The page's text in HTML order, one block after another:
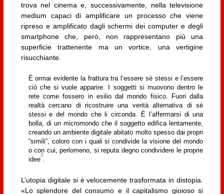
trova nel cinema e, successivamente, nella televisione
medium capaci di amplificare un processo che viene
ripreso e amplificato dagli schermi dei computer e degli
smartphone che, però, non rappresentano più una
superficie trattenente ma un vortice, una vertigine
risucchiante.
È ormai evidente la frattura tra l’essere sé stessi e l’essere
ciò che si vuole apparire. I soggetti si muovono dentro le
rete come fossero in esilio dal mondo fisico. Fuori dalla
realtà cercano di ricostruire una verità alternativa di sé
stessi e del mondo che li circonda. È l’affermarsi di una
bolla, di un micromondo che il soggetto edifica lentamente,
creando un ambiente digitale abitato molto spesso dai propri
“simili”, coloro con i quali si condivide la visione del mondo
o con cui, perlomeno, si reputa degno condividere le proprie
idee
3
.
L’utopia digitale si è velocemente trasformata in distopia.
«Lo splendore del consumo e il capitalismo gioioso si